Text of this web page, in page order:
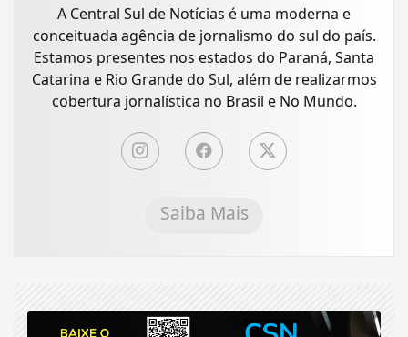
A Central Sul de Notícias é uma moderna e
conceituada agência de jornalismo do sul do país.
Estamos presentes nos estados do Paraná, Santa
Catarina e Rio Grande do Sul, além de realizarmos
cobertura jornalística no Brasil e No Mundo.
Saiba Mais